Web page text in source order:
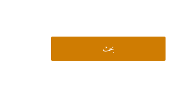
البحث